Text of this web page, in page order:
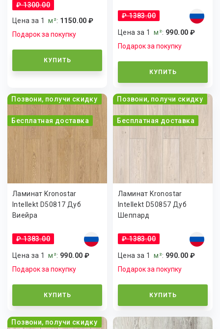
₽ 1300.00
Цена за 1м²: 1150.00 ₽
Подарок за покупку
КУПИТЬ
₽ 1383.00
Цена за 1м²: 990.00 ₽
Подарок за покупку
КУПИТЬ
Позвони, получи скидку
Бесплатная доставка
Ламинат Kronostar
Intellekt D50817 Дуб
Виейра
₽ 1383.00
Цена за 1м²: 990.00 ₽
Подарок за покупку
КУПИТЬ
Позвони, получи скидку
Бесплатная доставка
Ламинат Kronostar
Intellekt D50857 Дуб
Шеппард
₽ 1383.00
Цена за 1м²: 990.00 ₽
Подарок за покупку
КУПИТЬ
Позвони, получи скидку